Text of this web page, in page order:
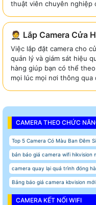
thuật viên chuyên nghiệp
🤵 Lắp Camera Cửa
Việc lắp đặt camera cho
quản lý và giám sát hiệu
hàng giúp bạn có thể
mọi lúc mọi nơi thông qua
CAMERA THEO CHỨC
Top 5 Camera Có Màu Ban Đêm
bản báo giá camera wifi hikvision
camera quay lại quá trình đóng
Bảng báo giá camera kbvision mới
CAMERA KẾT NỐI WIFI